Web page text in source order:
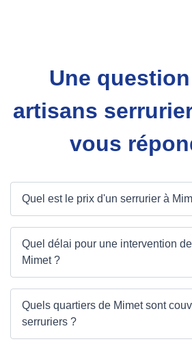
Une
artisans
vous
Quel est le prix d'un serrurier à
Quel délai pour une intervention
Mimet ?
Quels quartiers de Mimet sont
serruriers ?